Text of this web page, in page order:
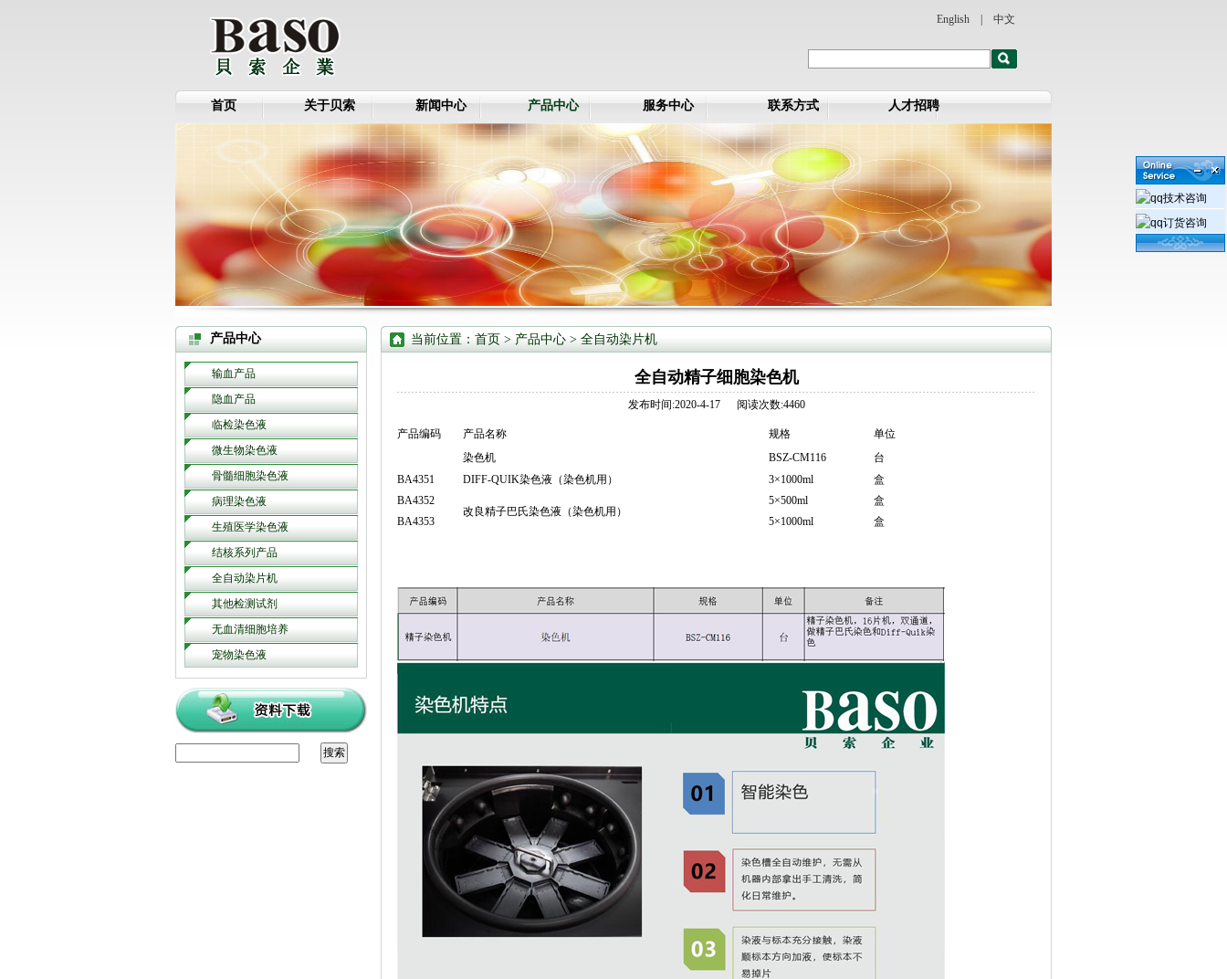
English 中文
首页 关于贝索 新闻中心 产品中心 服务中心 联系方式 人才招聘
产品中心
输血产品
隐血产品
临检染色液
微生物染色液
骨髓细胞染色液
病理染色液
生殖医学染色液
结核系列产品
全自动染片机
其他检测试剂
无血清细胞培养
宠物染色液
当前位置： 首页 > 产品中心 > 全自动染片机
全自动精子细胞染色机
发布时间:2020-4-17 阅读次数:4460
产品编码 产品名称 规格
单位
染色机
BSZ-CM116
台
BA4351
DIFF-QUIK染色液（染色机用） 3×1000ml
盒
BA4352
改良精子巴氏染色液（染色机用）
5×500ml
盒
BA4353
5×1000ml 盒
技术咨询
订货咨询